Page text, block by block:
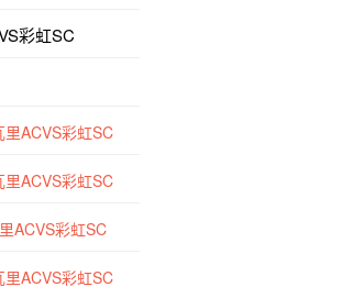
彩虹SC
里ACVS彩虹SC
里ACVS彩虹SC
ACVS彩虹SC
里ACVS彩虹SC